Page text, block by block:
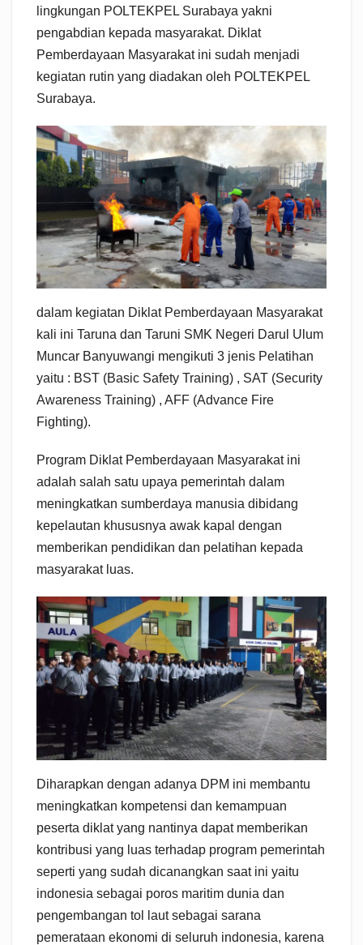
lingkungan POLTEKPEL Surabaya yakni
pengabdian kepada masyarakat. Diklat
Pemberdayaan Masyarakat ini sudah menjadi
kegiatan rutin yang diadakan oleh POLTEKPEL
Surabaya.
dalam kegiatan Diklat Pemberdayaan Masyarakat
kali ini Taruna dan Taruni SMK Negeri Darul Ulum
Muncar Banyuwangi mengikuti 3 jenis Pelatihan
yaitu : BST (Basic Safety Training) , SAT (Security
Awareness Training) , AFF (Advance Fire
Fighting).
Program Diklat Pemberdayaan Masyarakat ini
adalah salah satu upaya pemerintah dalam
meningkatkan sumberdaya manusia dibidang
kepelautan khususnya awak kapal dengan
memberikan pendidikan dan pelatihan kepada
masyarakat luas.
Diharapkan dengan adanya DPM ini membantu
meningkatkan kompetensi dan kemampuan
peserta diklat yang nantinya dapat memberikan
kontribusi yang luas terhadap program pemerintah
seperti yang sudah dicanangkan saat ini yaitu
indonesia sebagai poros maritim dunia dan
pengembangan tol laut sebagai sarana
pemerataan ekonomi di seluruh indonesia, karena